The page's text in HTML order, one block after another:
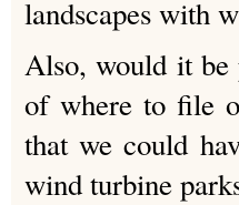
landscapes with
Also, would it be
of where to file
that we could
wind turbine